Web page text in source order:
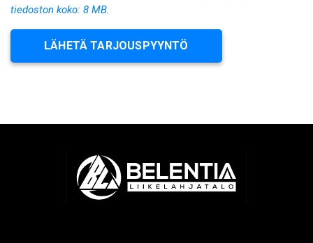
tiedoston koko: 8 MB.
LÄHETÄ TARJOUSPYYNTÖ